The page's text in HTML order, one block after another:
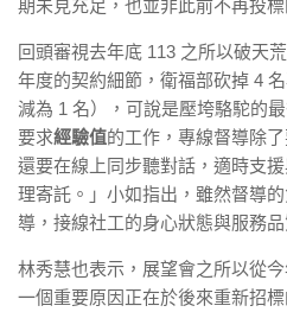
期未見充足，也並非此前不再投標
回頭審視去年底 113 之所以破天
年度的契約細節，衛福部砍掉 4
減為 1 名），可說是壓垮駱駝的
要求經驗值的工作，專線督導除
還要在線上同步聽對話，適時支
理寄託。」小如指出，雖然督導
導，接線社工的身心狀態與服務品
林秀慧也表示，展望會之所以從
一個重要原因正在於後來重新招